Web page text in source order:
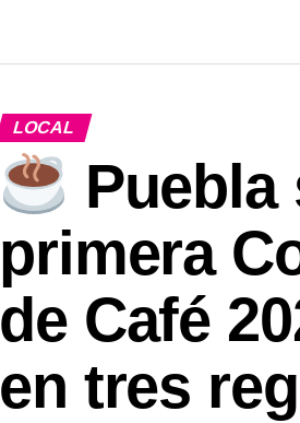
LOCAL
Puebla
primera
de Café
en tres